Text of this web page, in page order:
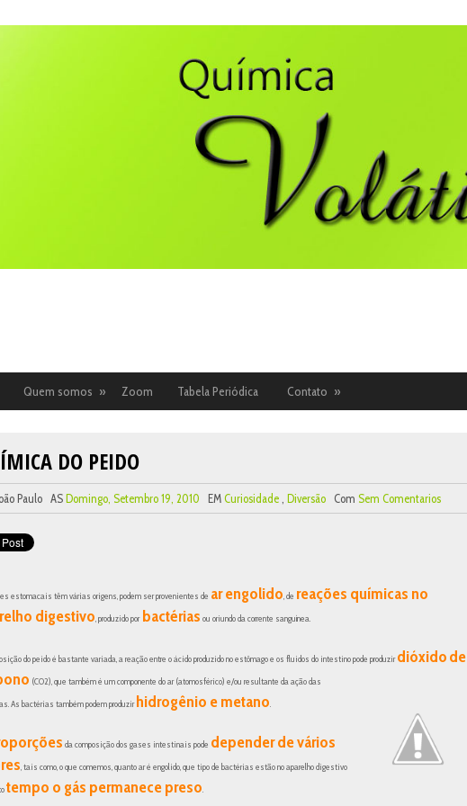
Quem somos » Zoom Tabela Periódica Contato »
DO PEIDO
Paulo ASDomingo, Setembro 19, 2010 EMCuriosidade ,Diversão ComSem Comentarios
estomacais têm várias origens, podem ser provenientes de ar engolido, de reações químicas no
digestivo, produzido por bactérias ou oriundo da corrente sanguínea.
do peido é bastante variada, a reação entre o ácido produzido no estômago e os fluidos do intestino podeproduzirdióxidode
(CO2), que também é um componente do ar (atomosférico) e/ou resultante da ação das
As bactérias também podem produzirhidrogênio e metano.
da composição dos gases intestinais pode depender de vários
, tais como, o que comemos, quanto ar é engolido, que tipo de bactérias estão no aparelho digestivo
tempo o gás permanece preso.